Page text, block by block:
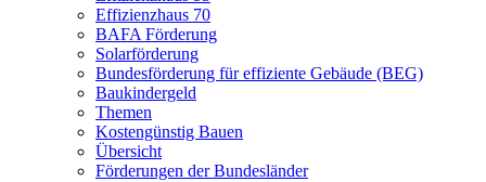
Effizienzhaus 70
BAFA Förderung
Solarförderung
Bundesförderung für effiziente Gebäude (BEG)
Baukindergeld
Themen
Kostengünstig Bauen
Übersicht
Förderungen der Bundesländer